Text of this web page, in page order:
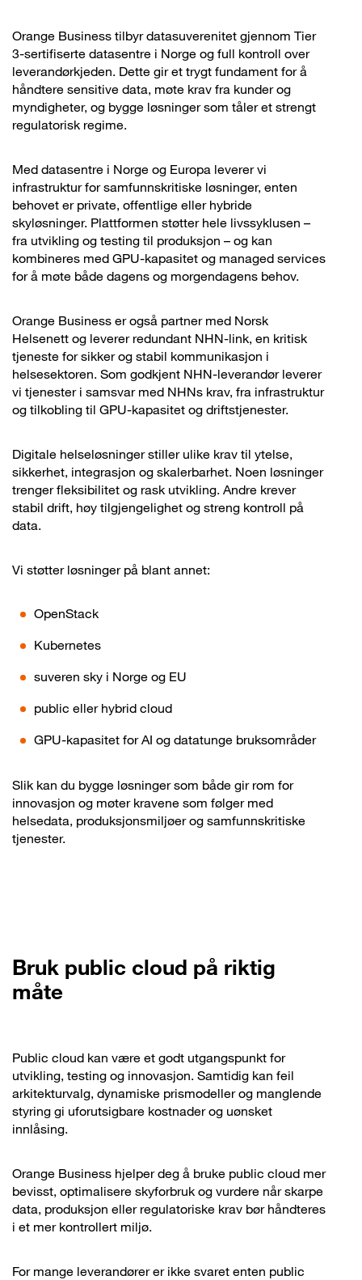
Orange Business tilbyr datasuverenitet gjennom Tier
3-sertifiserte datasentre i Norge og full kontroll over
leverandørkjeden. Dette gir et trygt fundament for å
håndtere sensitive data, møte krav fra kunder og
myndigheter, og bygge løsninger som tåler et strengt
regulatorisk regime.
Med datasentre i Norge og Europa leverer vi
infrastruktur for samfunnskritiske løsninger, enten
behovet er private, offentlige eller hybride
skyløsninger. Plattformen støtter hele livssyklusen –
fra utvikling og testing til produksjon – og kan
kombineres med GPU-kapasitet og managed services
for å møte både dagens og morgendagens behov.
Orange Business er også partner med Norsk
Helsenett og leverer redundant NHN-link, en kritisk
tjeneste for sikker og stabil kommunikasjon i
helsesektoren. Som godkjent NHN-leverandør leverer
vi tjenester i samsvar med NHNs krav, fra infrastruktur
og tilkobling til GPU-kapasitet og driftstjenester.
Digitale helseløsninger stiller ulike krav til ytelse,
sikkerhet, integrasjon og skalerbarhet. Noen løsninger
trenger fleksibilitet og rask utvikling. Andre krever
stabil drift, høy tilgjengelighet og streng kontroll på
data.
Vi støtter løsninger på blant annet:
OpenStack
Kubernetes
suveren sky i Norge og EU
public eller hybrid cloud
GPU-kapasitet for AI og datatunge bruksområder
Slik kan du bygge løsninger som både gir rom for
innovasjon og møter kravene som følger med
helsedata, produksjonsmiljøer og samfunnskritiske
tjenester.
Bruk public cloud på riktig
måte
Public cloud kan være et godt utgangspunkt for
utvikling, testing og innovasjon. Samtidig kan feil
arkitekturvalg, dynamiske prismodeller og manglende
styring gi uforutsigbare kostnader og uønsket
innlåsing.
Orange Business hjelper deg å bruke public cloud mer
bevisst, optimalisere skyforbruk og vurdere når skarpe
data, produksjon eller regulatoriske krav bør håndteres
i et mer kontrollert miljø.
For mange leverandører er ikke svaret enten public